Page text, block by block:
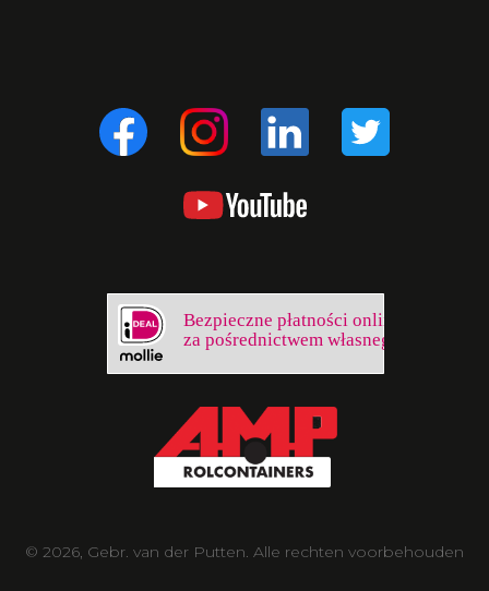
Bezpieczne płatności online
za pośrednictwem własnego banku
© 2026, Gebr. van der Putten. Alle rechten voorbehouden